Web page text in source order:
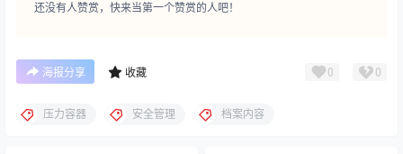
还没有人赞赏，快来当第一个赞赏的人吧！
海报分享 收藏 0 0
压力容器 安全管理 档案内容